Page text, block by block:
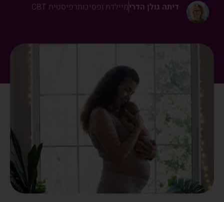
דיתה גולן הדרימיילדת ופסיכותרפיסטית CBT